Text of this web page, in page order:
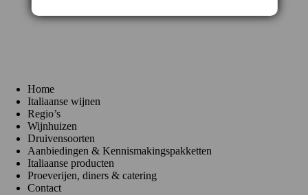
Home
Italiaanse wijnen
Regio’s
Wijnhuizen
Druivensoorten
Aanbiedingen & Kennismakingspakketten
Italiaanse producten
Proeverijen, diners & catering
Contact